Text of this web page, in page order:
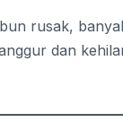
rusak,
dan